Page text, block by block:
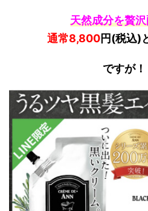
天然成分を贅
通常8,800円(税込)
ですが！